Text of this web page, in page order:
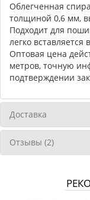
Облегченная
толщиной 0,6 мм,
Подходит для
легко
Оптовая цена
метров, точную
подтверждении
Доставка
Отзывы (2)